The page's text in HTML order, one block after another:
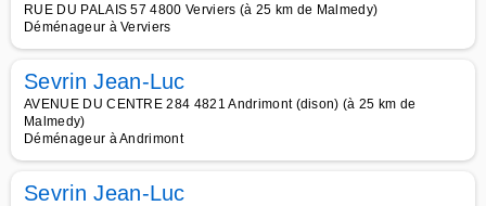
RUE DU PALAIS 57 4800 Verviers (à 25 km de Malmedy)
Déménageur à Verviers
Sevrin Jean-Luc
AVENUE DU CENTRE 284 4821 Andrimont (dison) (à 25 km de
Malmedy)
Déménageur à Andrimont
Sevrin Jean-Luc